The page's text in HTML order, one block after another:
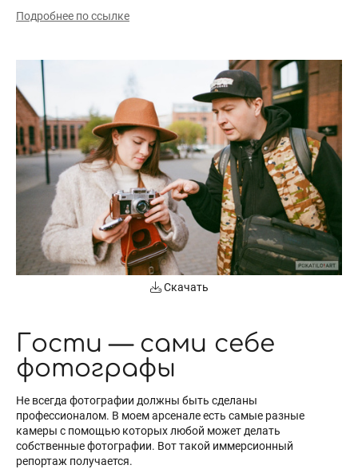
Подробнее по ссылке
Гости — сами себе
фотографы
Не всегда фотографии должны быть сделаны
профессионалом. В моем арсенале есть самые разные
камеры с помощью которых любой может делать
собственные фотографии. Вот такой иммерсионный
репортаж получается.
Скачать